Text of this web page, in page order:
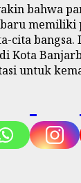
bahwa
memiliki
cita bangsa.
Kota
untuk